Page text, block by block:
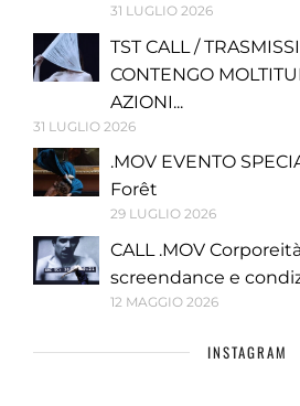
31 LUGLIO 2026
TST CALL /
CONTENGO
AZIONI...
31 LUGLIO 2026
.MOV EVENTO
Forêt
29 LUGLIO 2026
CALL .MOV
screendance e
12 MAGGIO 2026
INSTAGRAM